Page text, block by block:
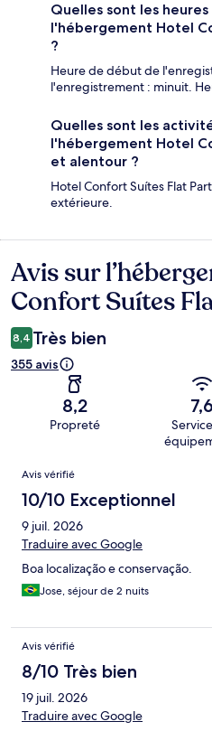
Quelles sont les
l'hébergement Hotel
?
Heure de début de
l'enregistrement : minuit.
Quelles sont les
l'hébergement Hotel
et alentour ?
Hotel Confort Suítes Flat
extérieure.
Avis
Avis sur
Confort Suítes
8,4 Très bien
355 avis
8,2
Propreté
7,6
Avis
Avis vérifié
10/10 Exceptionnel
9 juil. 2026
Traduire avec Google
Boa localização e conservação.
Jose, séjour de 2 nuits
Avis vérifié
8/10 Très bien
19 juil. 2026
Traduire avec Google